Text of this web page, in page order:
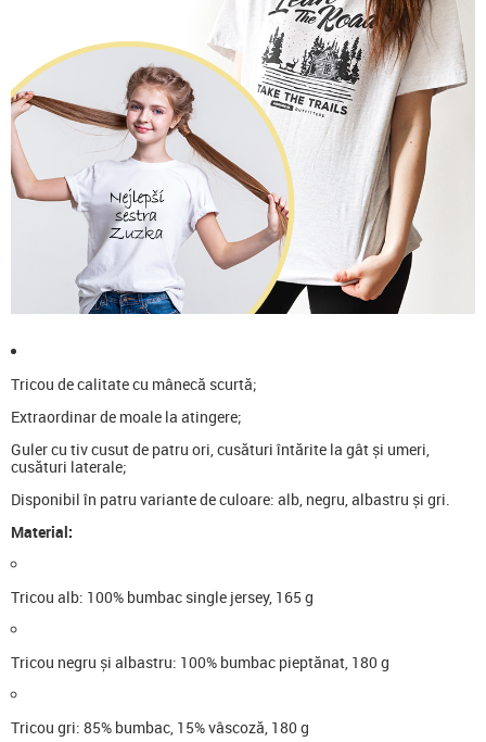
Tricou de calitate cu mânecă scurtă;
Extraordinar de moale la atingere;
Guler cu tiv cusut de patru ori, cusături întărite la gât și umeri,
cusături laterale;
Disponibil în patru variante de culoare: alb, negru, albastru și gri.
Material:
Tricou alb: 100% bumbac single jersey, 165 g
Tricou negru și albastru: 100% bumbac pieptănat, 180 g
Tricou gri: 85% bumbac, 15% vâscoză, 180 g